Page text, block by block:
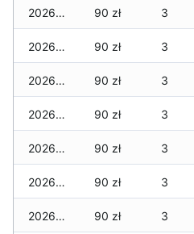
2026-06-07 90 zł 3
2026-06-06 90 zł 3
2026-06-05 90 zł 3
2026-06-04 90 zł 3
2026-06-03 90 zł 3
2026-06-02 90 zł 3
2026-06-01 90 zł 3